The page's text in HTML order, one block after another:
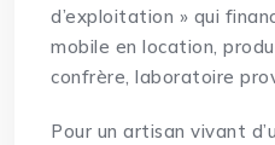
d’exploitation » qui
mobile en location,
confrère, laboratoire
Pour un artisan vivant